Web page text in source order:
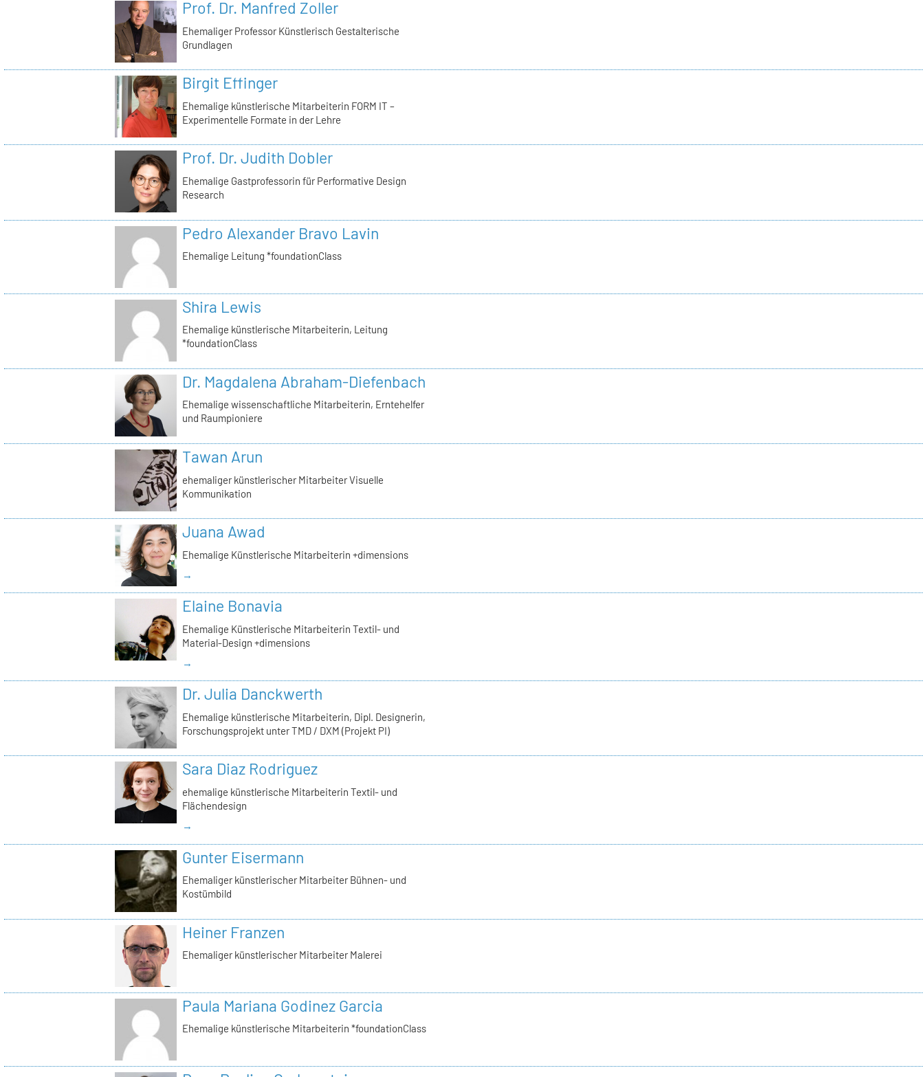
Prof. Dr. Manfred Zoller
Ehemaliger Professor Künstlerisch Gestalterische
Grundlagen
Birgit Effinger
Ehemalige künstlerische Mitarbeiterin FORM IT –
Experimentelle Formate in der Lehre
Prof. Dr. Judith Dobler
Ehemalige Gastprofessorin für Performative Design
Research
Pedro Alexander Bravo Lavin
Ehemalige Leitung *foundationClass
Shira Lewis
Ehemalige künstlerische Mitarbeiterin, Leitung
*foundationClass
Dr. Magdalena Abraham-Diefenbach
Ehemalige wissenschaftliche Mitarbeiterin, Erntehelfer
und Raumpioniere
Tawan Arun
ehemaliger künstlerischer Mitarbeiter Visuelle
Kommunikation
Juana Awad
Ehemalige Künstlerische Mitarbeiterin +dimensions
→
Elaine Bonavia
Ehemalige Künstlerische Mitarbeiterin Textil- und
Material-Design +dimensions
→
Dr. Julia Danckwerth
Ehemalige künstlerische Mitarbeiterin, Dipl. Designerin,
Forschungsprojekt unter TMD / DXM (Projekt PI)
Sara Diaz Rodriguez
ehemalige künstlerische Mitarbeiterin Textil- und
Flächendesign
→
Gunter Eisermann
Ehemaliger künstlerischer Mitarbeiter Bühnen- und
Kostümbild
Heiner Franzen
Ehemaliger künstlerischer Mitarbeiter Malerei
Paula Mariana Godinez Garcia
Ehemalige künstlerische Mitarbeiterin *foundationClass